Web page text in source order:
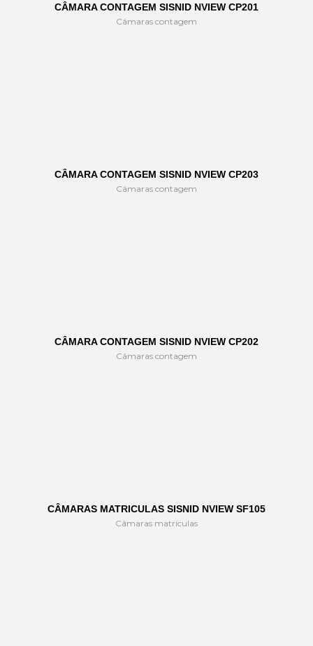
CÂMARA CONTAGEM SISNID NVIEW CP201
Câmaras contagem
CÂMARA CONTAGEM SISNID NVIEW CP203
Câmaras contagem
CÂMARA CONTAGEM SISNID NVIEW CP202
Câmaras contagem
CÂMARAS MATRICULAS SISNID NVIEW SF105
Câmaras matrículas